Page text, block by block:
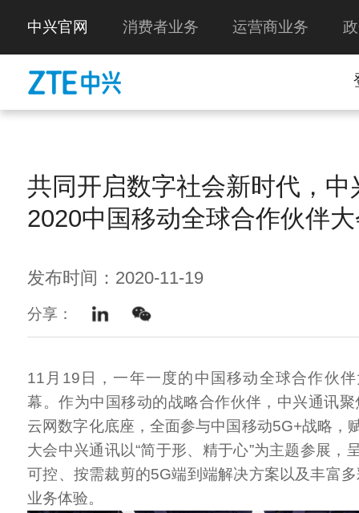
中兴官网 消费者业务 运营商业务
共同开启数字社会新时代，中
2020中国移动全球合作伙伴
发布时间：2020-11-19
分享：
11月19日，一年一度的中国移动全球合作伙
幕。作为中国移动的战略合作伙伴，中兴通讯
云网数字化底座，全面参与中国移动5G+战略，
大会中兴通讯以“简于形、精于心”为主题参展，
可控、按需裁剪的5G端到端解决方案以及丰富
业务体验。